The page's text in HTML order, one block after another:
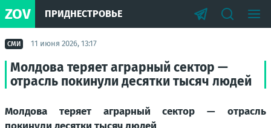
ZOV ПРИДНЕСТРОВЬЕ
СМИ 11 июня 2026, 13:17
Молдова теряет аграрный сектор —
отрасль покинули десятки тысяч людей
Молдова теряет аграрный сектор — отрасль